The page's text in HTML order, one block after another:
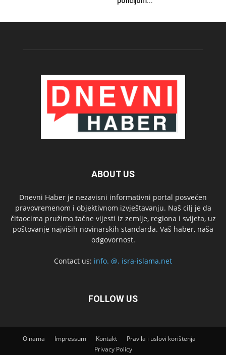
ABOUT US
Dnevni Haber je nezavisni informativni portal posvećen
pravovremenom i objektivnom izvještavanju. Naš cilj je da
čitaocima pružimo tačne vijesti iz zemlje, regiona i svijeta, uz
poštovanje najviših novinarskih standarda. Vaš haber, naša
odgovornost.
Contact us: info. @. isra-islama.net
FOLLOW US
O nama Impressum Kontakt
Pravila i uslovi korištenja
Privacy Policy